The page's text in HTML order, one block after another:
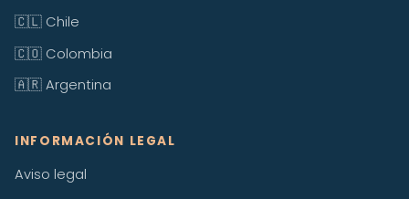
🇨🇱 Chile
🇨🇴 Colombia
🇦🇷 Argentina
INFORMACIÓN LEGAL
Aviso legal